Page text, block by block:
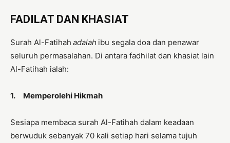
FADILAT DAN KHASIAT
Surah Al-Fatihah adalah ibu segala doa dan penawar
seluruh permasalahan. Di antara fadhilat dan khasiat lain
Al-Fatihah ialah:
1. Memperolehi Hikmah
Sesiapa membaca surah Al-Fatihah dalam keadaan
berwuduk sebanyak 70 kali setiap hari selama tujuh